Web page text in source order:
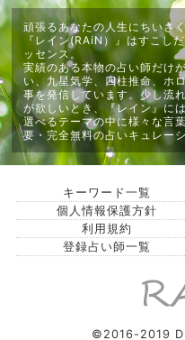
頑張るあなたの人生にちいさ
『レイン(RAiN）』はすこし
ッセンス。
実績のある本物の占い師だけ
い、九星気学、四柱推命、ホ
事を発信しています。少し流
が欲しいとき、『レイン』に
選べるテーマの中に様々な言
要・完全無料の占いキュレー
キーワード一覧
個人情報保護方針
利用規約
登録占い師一覧
©2016-2019